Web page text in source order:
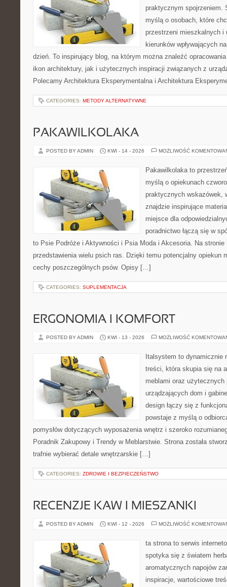
praktycznym spojrzeniem.
myślą o osobach, które
przestrzeni mieszkalnych i
kierunków wpływających
dzień. To inspirujący blog, na którym można znaleźć
ikon architektury, jak i użytecznych inspiracji związanych z
Polecamy Architektura Eksperymentalna i Architektura
CATEGORIES: METODY ALTERNATYWNE
PAKAWILKOLAKA
POSTED BY ADMIN KWI - 14 - 2026 MOŻLIWOŚĆ
Pakawilkolaka to
myślą o opiekunach
praktycznych wskazówek,
znajdzie inspirujące
miejsce dla
poradnictwo łączą się w
to Psie Podróże i Aktywności i Psia Moda i Akcesoria. Na
przedstawienia wielu psich ras. Dzięki temu potencjalny opiekun
cechy poszczególnych psów. Opisy […]
CATEGORIES: SUPLEMENTACJA
ERGONOMIA I KOMFORT
POSTED BY ADMIN KWI - 13 - 2026 MOŻLIWOŚĆ
Italsystem to dynamicznie
treści, która skupia się na
meblami oraz użytecznych
urządzających dom i
design łączy się z
powstaje z myślą o
pomysłów dotyczących wyposażenia wnętrz i szeroko
Poradnik Zakupowy i Trendy w Meblarstwie. Strona została
trafnie wybierać detale wnętrzarskie […]
CATEGORIES: ZDROWIE I BEZPIECZEŃSTWO
RECENZJE KAW I MIESZANKI
POSTED BY ADMIN KWI - 12 - 2026 MOŻLIWOŚĆ
ta strona to serwis
spotyka się z światem
aromatycznych napojów
inspiracje, wartościowe